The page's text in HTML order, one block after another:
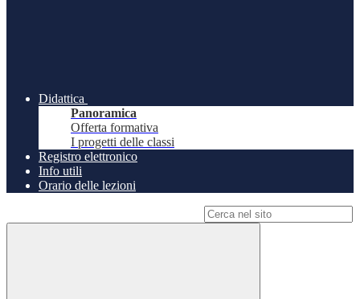
Didattica
Panoramica
Offerta formativa
I progetti delle classi
Registro elettronico
Info utili
Orario delle lezioni